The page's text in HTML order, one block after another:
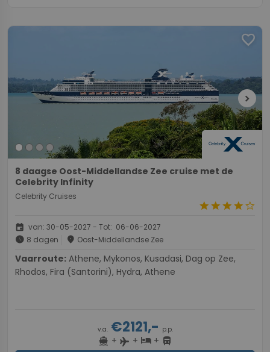
favorite
chevron_right
8 daagse Oost-Middellandse Zee cruise met de
Celebrity Infinity
Celebrity Cruises
starstarstarstarstar_border
event van: 30-05-2027 - Tot: 06-06-2027
schedule 8 dagen place Oost-Middellandse Zee
Vaarroute:
Rhodos, Fira (Santorini), Hydra, Athene
v.a.€2121,- p.p.
directions_boat + flight + hotel+ directions_bus